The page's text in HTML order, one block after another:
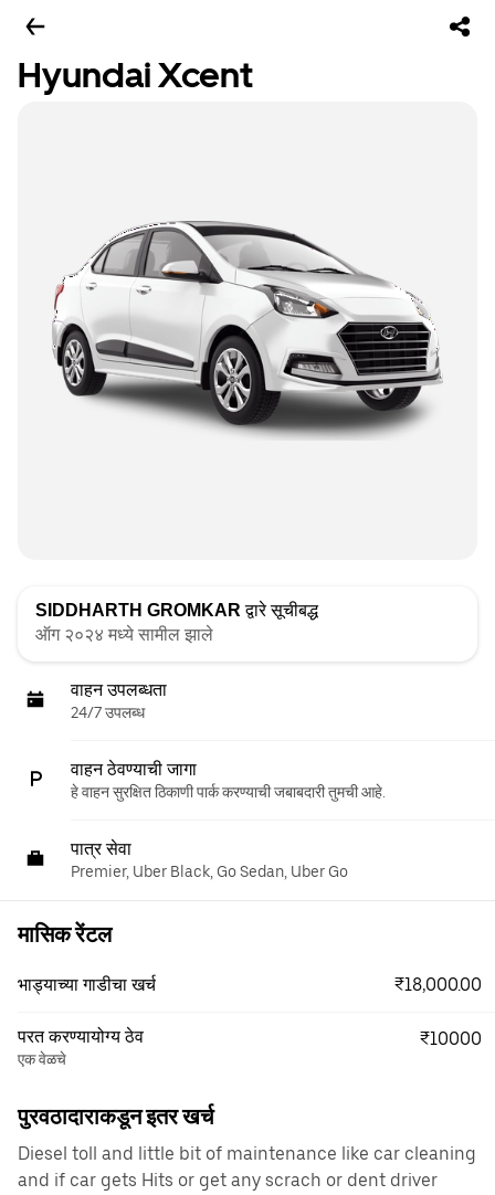
Hyundai Xcent
SIDDHARTH GROMKAR द्वारे सूचीबद्ध
ऑग २०२४ मध्ये सामील झाले
वाहन उपलब्धता
24/7 उपलब्ध
वाहन ठेवण्याची जागा
हे वाहन सुरक्षित ठिकाणी पार्क करण्याची जबाबदारी तुमची आहे.
पात्र सेवा
Premier, Uber Black, Go Sedan, Uber Go
मासिक रेंटल
भाड्याच्या गाडीचा खर्च ₹18,000.00
परत करण्यायोग्य ठेव
एक वेळचे
₹10000
पुरवठादाराकडून इतर खर्च
Diesel toll and little bit of maintenance like car cleaning
and if car gets Hits or get any scrach or dent driver